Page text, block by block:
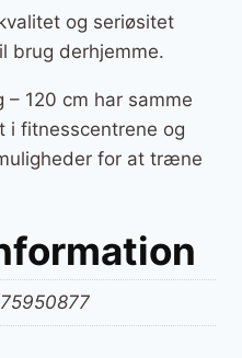
og seriøsitet
brug derhjemme.
120 cm har samme
i fitnesscentrene og
for at træne